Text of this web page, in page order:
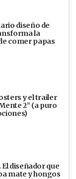
diseño de
la
comer papas
y el trailer
2” (a puro
diseñador que
mate y hongos